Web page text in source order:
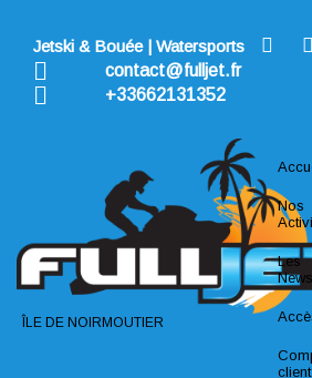
contentJetski & Bouée | Watersports
contact@fulljet.fr
+33662131352
ÎLE DE NOIRMOUTIER
Nos
Les
News
client